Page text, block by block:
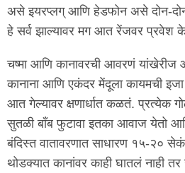
असे इयरप्लग् आणि हेडफोन असे दोन-
हे सर्व झाल्यावर मग आत रेंजवर प्रवेश
चष्मा आणि कानावरची आवरणं यांखेरीज
कानाना आणि एकंदर मेंदूला कायमची इजा
आत गेल्यावर क्षणार्धात कळतं. प्रत्येक
सुतळी बाँब फुटावा इतका आवाज येतो
बंदिस्त वातावरणात साधारण १५-२०
थोडक्यात कानांवर काही घातलं नाही